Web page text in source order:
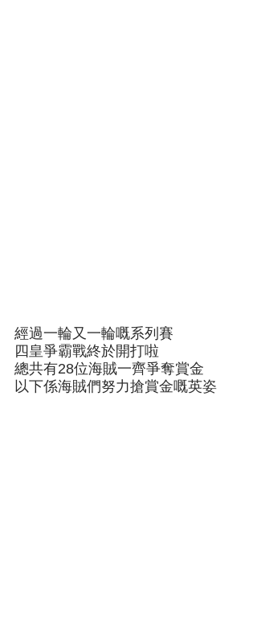
經過一輪又一輪嘅系列賽
四皇爭霸戰終於開打啦
總共有28位海賊一齊爭奪賞金
以下係海賊們努力搶賞金嘅英姿